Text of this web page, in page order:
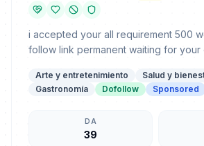
i accepted your all requirement 500
follow link permanent waiting for your
Arte y entretenimiento
Salud y
Gastronomía
Dofollow Sponsored
DA
39